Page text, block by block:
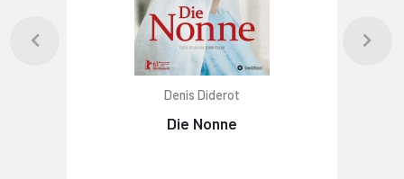
Denis Diderot
Die Nonne